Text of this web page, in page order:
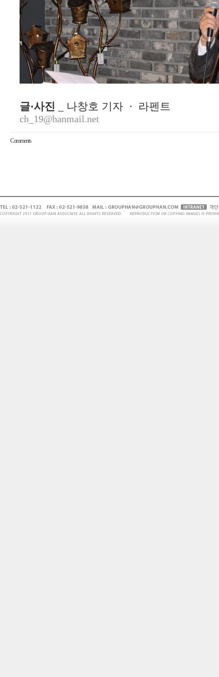
글·사진 _ 나창호 기자 · 라펜트
ch_19@hanmail.net
Comments